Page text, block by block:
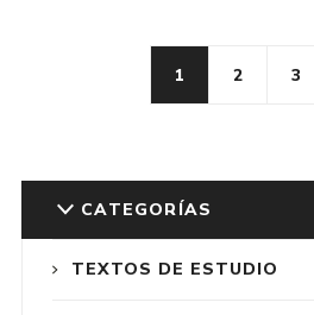
1 2 3
CATEGORÍAS
TEXTOS DE ESTUDIO